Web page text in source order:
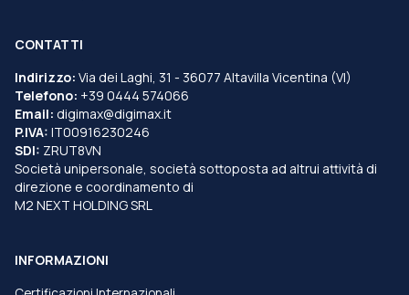
CONTATTI
Indirizzo: Via dei Laghi, 31 - 36077 Altavilla Vicentina (VI)
Telefono: +39 0444 574066
Email: digimax@digimax.it
P.IVA: IT00916230246
SDI: ZRUT8VN
Società unipersonale, società sottoposta ad altrui attività di
direzione e coordinamento di
M2 NEXT HOLDING SRL
INFORMAZIONI